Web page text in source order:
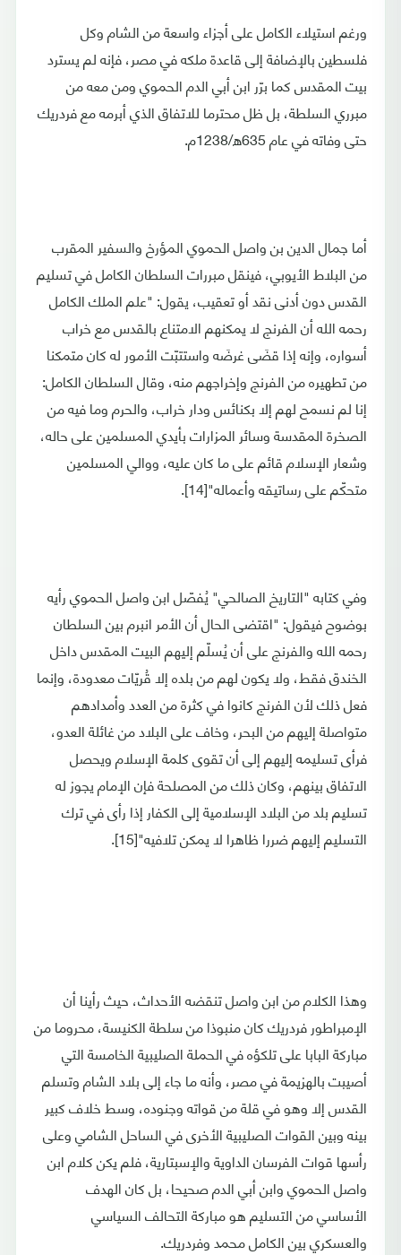
ورغم استيلاء الكامل على أجزاء واسعة من الشام وكل
فلسطين بالإضافة إلى قاعدة ملكه في مصر، فإنه لم يسترد
بيت المقدس كما برّر ابن أبي الدم الحموي ومن معه من
مبرري السلطة، بل ظل محترما للاتفاق الذي أبرمه مع فردريك
حتى وفاته في عام 635ه/1238م.
أما جمال الدين بن واصل الحموي المؤرخ والسفير المقرب
من البلاط الأيوبي، فينقل مبررات السلطان الكامل في تسليم
القدس دون أدنى نقد أو تعقيب، يقول: "علم الملك الكامل
رحمه الله أن الفرنج لا يمكنهم الامتناع بالقدس مع خراب
أسواره، وإنه إذا قضَى غرضَه واستتبّت الأمور له كان متمكنا
من تطهيره من الفرنج وإخراجهم منه، وقال السلطان الكامل:
إنا لم نسمح لهم إلا بكنائس ودار خراب، والحرم وما فيه من
الصخرة المقدسة وسائر المزارات بأيدي المسلمين على حاله،
وشعار الإسلام قائم على ما كان عليه، ووالي المسلمين
متحكّم على رساتيقه وأعماله"[14].
وفي كتابه "التاريخ الصالحي" يُفصّل ابن واصل الحموي رأيه
بوضوح فيقول: "اقتضى الحال أن الأمر انبرم بين السلطان
رحمه الله والفرنج على أن يُسلّم إليهم البيت المقدس داخل
الخندق فقط، ولا يكون لهم من بلده إلا قُريّات معدودة، وإنما
فعل ذلك لأن الفرنج كانوا في كثرة من العدد وأمدادهم
متواصلة إليهم من البحر، وخاف على البلاد من غائلة العدو،
فرأى تسليمه إليهم إلى أن تقوى كلمة الإسلام ويحصل
الاتفاق بينهم، وكان ذلك من المصلحة فإن الإمام يجوز له
تسليم بلد من البلاد الإسلامية إلى الكفار إذا رأى في ترك
التسليم إليهم ضررا ظاهرا لا يمكن تلافيه"[15].
وهذا الكلام من ابن واصل تنقضه الأحداث، حيث رأينا أن
الإمبراطور فردريك كان منبوذا من سلطة الكنيسة، محروما من
مباركة البابا على تلكؤه في الحملة الصليبية الخامسة التي
أصيبت بالهزيمة في مصر، وأنه ما جاء إلى بلاد الشام وتسلم
القدس إلا وهو في قلة من قواته وجنوده، وسط خلاف كبير
بينه وبين القوات الصليبية الأخرى في الساحل الشامي وعلى
رأسها قوات الفرسان الداوية والإسبتارية، فلم يكن كلام ابن
واصل الحموي وابن أبي الدم صحيحا، بل كان الهدف
الأساسي من التسليم هو مباركة التحالف السياسي
والعسكري بين الكامل محمد وفردريك.